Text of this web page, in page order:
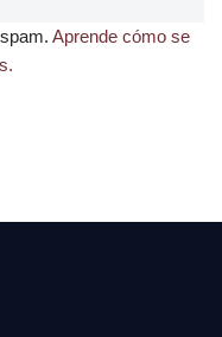
Aprende cómo se